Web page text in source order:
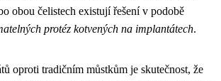
obou čelistech existují řešení v podobě
protéz kotvených na implantátech.
oproti tradičním můstkům je skutečnost, že